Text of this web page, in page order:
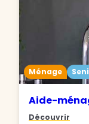
Ménage
Aide-
Découvrir